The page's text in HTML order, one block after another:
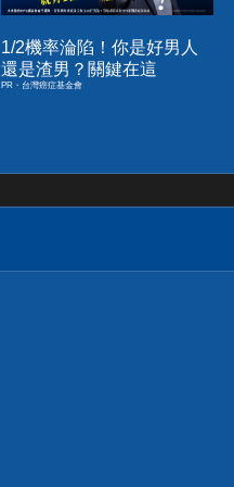
1/2機率淪陷！你是好男人
還是渣男？關鍵在這
PR・台灣癌症基金會